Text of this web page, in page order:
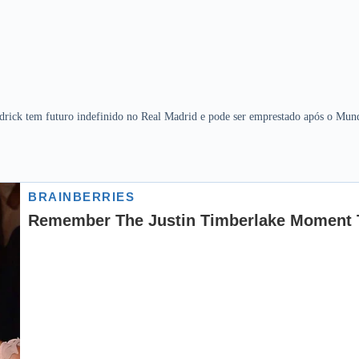
tem futuro indefinido no Real Madrid e pode ser emprestado após o